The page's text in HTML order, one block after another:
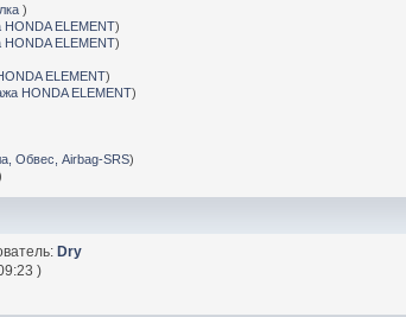
)
HONDA ELEMENT)
HONDA ELEMENT)
ELEMENT)
HONDA ELEMENT)
Обвес, Airbag-SRS)
Dry
)